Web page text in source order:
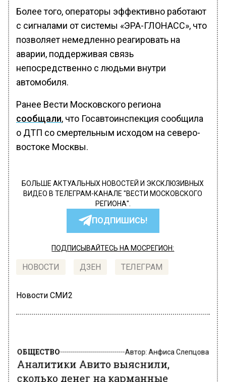
Более того, операторы эффективно работают
с сигналами от системы «ЭРА-ГЛОНАСС», что
позволяет немедленно реагировать на
аварии, поддерживая связь
непосредственно с людьми внутри
автомобиля.
Ранее Вести Московского региона
сообщали, что Госавтоинспекция сообщила
о ДТП со смертельным исходом на северо-
востоке Москвы.
БОЛЬШЕ АКТУАЛЬНЫХ НОВОСТЕЙ И ЭКСКЛЮЗИВНЫХ
ВИДЕО В ТЕЛЕГРАМ-КАНАЛЕ "ВЕСТИ МОСКОВСКОГО
РЕГИОНА".
ПОДПИШИСЬ!
ПОДПИСЫВАЙТЕСЬ НА МОСРЕГИОН:
НОВОСТИ ДЗЕН ТЕЛЕГРАМ
Новости СМИ2
ОБЩЕСТВО Автор: Анфиса Слепцова
Аналитики Авито выяснили,
сколько денег на карманные